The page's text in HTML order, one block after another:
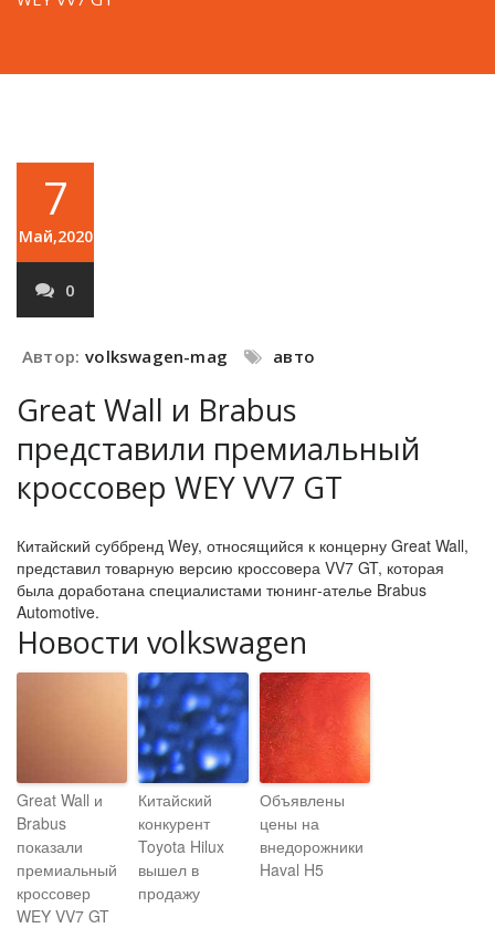
7
Май,2020
0
Автор: volkswagen-mag авто
Great Wall и Brabus
представили премиальный
кроссовер WEY VV7 GT
Китайский суббренд Wey, относящийся к концерну Great Wall,
представил товарную версию кроссовера VV7 GT, которая
была доработана специалистами тюнинг-ателье Brabus
Automotive.
Новости volkswagen
Great Wall и
Brabus
показали
премиальный
кроссовер
WEY VV7 GT
Китайский
конкурент
Toyota Hilux
вышел в
продажу
Объявлены
цены на
внедорожники
Haval H5